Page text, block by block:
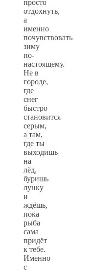
просто
отдохнуть,
а
именно
почувствовать
зиму
по-
настоящему.
Не в
городе,
где
снег
быстро
становится
серым,
а там,
где ты
выходишь
на
лёд,
буришь
лунку
и
ждёшь,
пока
рыба
сама
придёт
к тебе.
Именно
с